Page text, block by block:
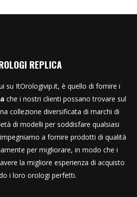
REPLICA
su ItOrologivip.it, è quello di fornire i
che i nostri clienti possano trovare sul
collezione diversificata di marchi di
di modelli per soddisfare qualsiasi
a fornire prodotti di qualità
per migliorare, in modo che i
la migliore esperienza di acquisto
i loro orologi perfetti.